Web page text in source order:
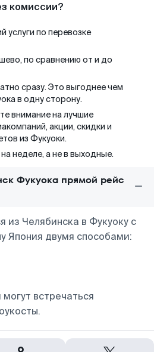
комиссии?
услуги по перевозке
по сравнению от и до
сразу. Это выгоднее чем
в одну сторону.
внимание на лучшие
акции, скидки и
из Фукуоки.
неделе, а не в выходные.
Фукуока прямой рейс
из Челябинска в Фукуоку с
Япония двумя способами:
встречаться